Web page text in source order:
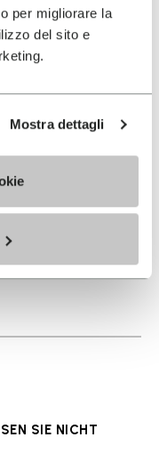
per migliorare la
del sito e
Mostra dettagli
Things
trad
of China
SIE NICHT